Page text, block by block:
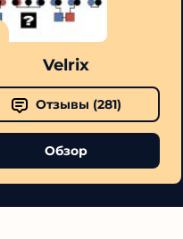
Velrix
Отзывы (281)
Обзор